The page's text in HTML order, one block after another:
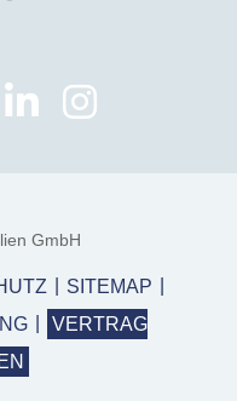
GmbH
SITEMAP
VERTRAG